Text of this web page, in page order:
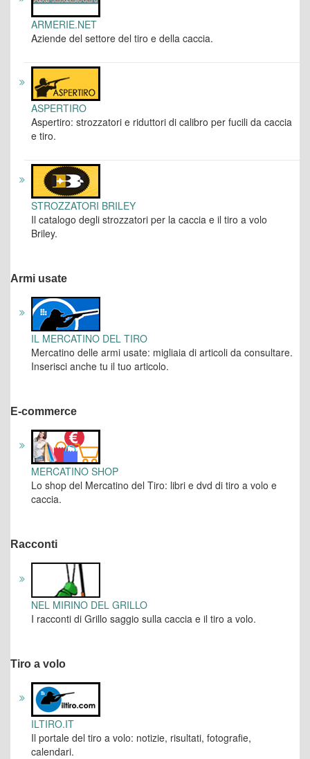
ARMERIE.NET
Aziende del settore del tiro e della caccia.
ASPERTIRO
Aspertiro: strozzatori e riduttori di calibro per fucili da caccia
e tiro.
STROZZATORI BRILEY
Il catalogo degli strozzatori per la caccia e il tiro a volo
Briley.
Armi usate
IL MERCATINO DEL TIRO
Mercatino delle armi usate: migliaia di articoli da consultare.
Inserisci anche tu il tuo articolo.
E-commerce
MERCATINO SHOP
Lo shop del Mercatino del Tiro: libri e dvd di tiro a volo e
caccia.
Racconti
NEL MIRINO DEL GRILLO
I racconti di Grillo saggio sulla caccia e il tiro a volo.
Tiro a volo
ILTIRO.IT
Il portale del tiro a volo: notizie, risultati, fotografie,
calendari.